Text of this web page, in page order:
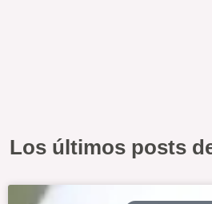
Los últimos posts